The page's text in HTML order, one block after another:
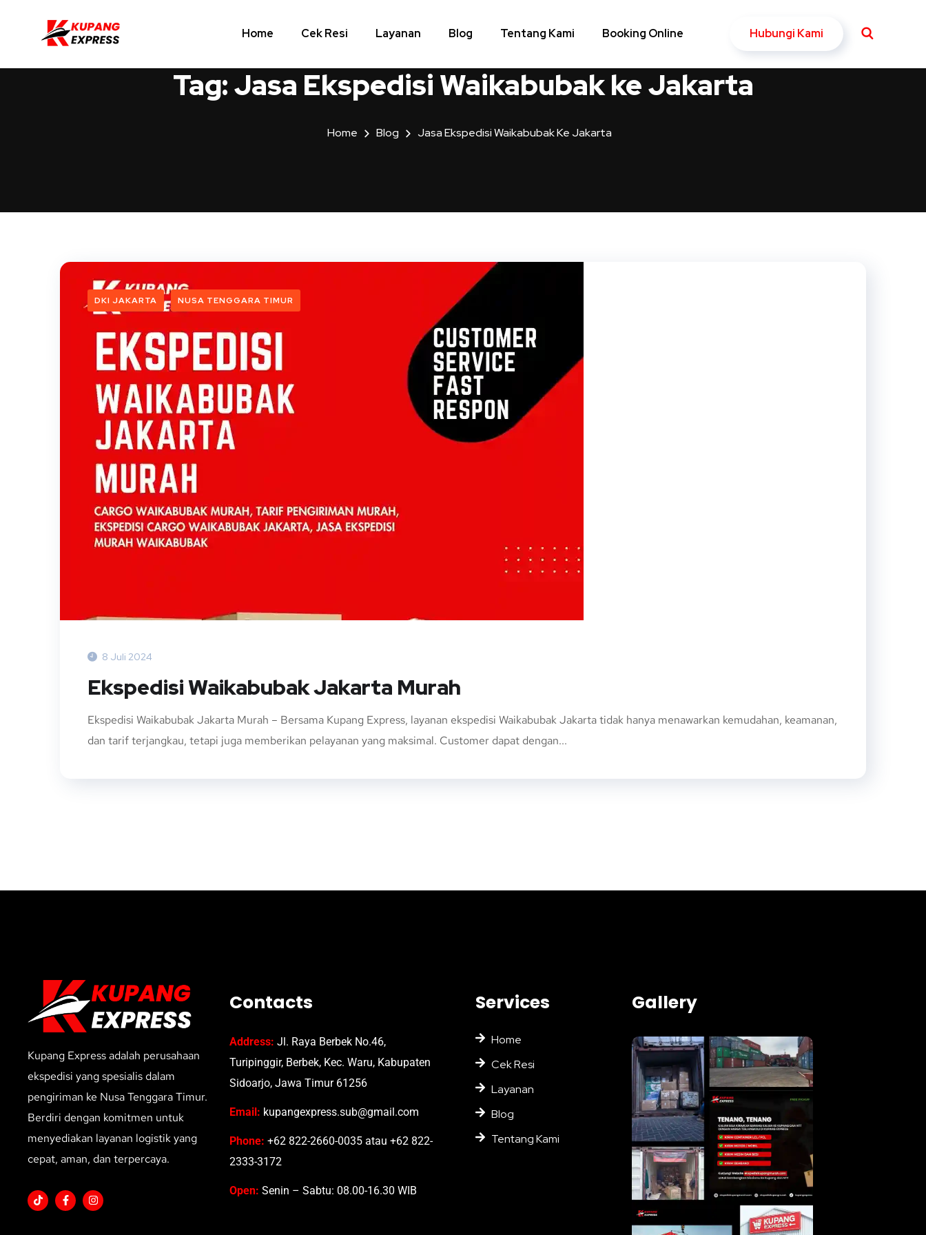
Home Cek Resi Layanan Blog Tentang Kami Booking Online Hubungi Kami
Tag:Jasa Ekspedisi Waikabubak ke Jakarta
Home Blog Jasa Ekspedisi Waikabubak Ke Jakarta
DKI JAKARTA NUSA TENGGARA TIMUR
8 Juli 2024
Ekspedisi Waikabubak Jakarta Murah
Ekspedisi Waikabubak Jakarta Murah – Bersama Kupang Express, layanan ekspedisi Waikabubak Jakarta tidak hanya menawarkan kemudahan, keamanan,
dan tarif terjangkau, tetapi juga memberikan pelayanan yang maksimal. Customer dapat dengan...
Kupang Express adalah perusahaan
ekspedisi yang spesialis dalam
pengiriman ke Nusa Tenggara Timur.
Berdiri dengan komitmen untuk
menyediakan layanan logistik yang
cepat, aman, dan terpercaya.
Contacts
Address: Jl. Raya Berbek No.46,
Turipinggir, Berbek, Kec. Waru, Kabupaten
Sidoarjo, Jawa Timur 61256
Email: kupangexpress.sub@gmail.com
Phone: +62 822-2660-0035 atau +62 822-
2333-3172
Open: Senin – Sabtu: 08.00-16.30 WIB
Services
Home
Cek Resi
Layanan
Blog
Tentang Kami
Gallery